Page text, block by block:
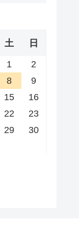
土 日
1
2
8
9
15
16
22
23
29
30